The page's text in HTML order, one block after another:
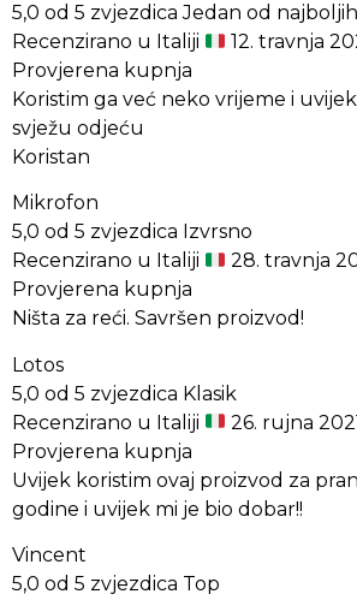
5,0 od 5 zvjezdica Jedan od najboljih
Recenzirano u Italiji
12. travnja
Provjerena kupnja
Koristim ga već neko vrijeme i
svježu odjeću
Koristan
Mikrofon
5,0 od 5 zvjezdica Izvrsno
Recenzirano u Italiji
28. travnja
Provjerena kupnja
Ništa za reći. Savršen proizvod!
Lotos
5,0 od 5 zvjezdica Klasik
Recenzirano u Italiji
26. rujna
Provjerena kupnja
Uvijek koristim ovaj proizvod za
godine i uvijek mi je bio dobar!!
Vincent
5,0 od 5 zvjezdica Top